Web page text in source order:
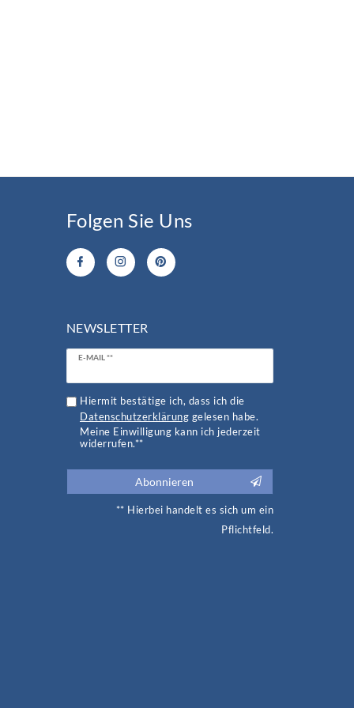
Folgen Sie Uns
NEWSLETTER
E-MAIL **
Newsletter
Hiermit bestätige ich, dass ich die
Daten­schutz­erklärung gelesen habe.
Meine Einwilligung kann ich jederzeit
widerrufen.**
Abonnieren
** Hierbei handelt es sich um ein
Pflichtfeld.